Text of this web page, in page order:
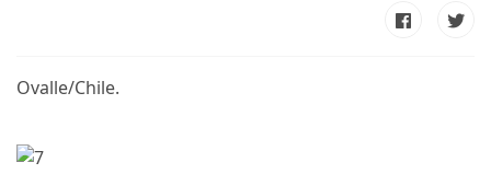
Ovalle/Chile.